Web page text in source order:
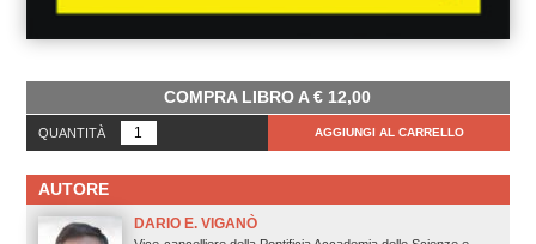
COMPRA LIBRO A€ 12,00
QUANTITÀ AGGIUNGI AL CARRELLO
AUTORE
DARIO E. VIGANÒ